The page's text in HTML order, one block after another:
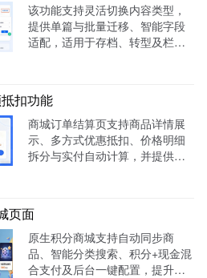
该功能支持灵活切换内容类型，
提供单篇与批量迁移、智能字段
适配，适用于存档、转型及栏目
扣功能
商城订单结算页支持商品详情展
示、多方式优惠抵扣、价格明细
拆分与实付自动计算，并提供支
页面
原生积分商城支持自动同步商
品、智能分类搜索、积分+现金混
合支付及后台一键配置，提升用